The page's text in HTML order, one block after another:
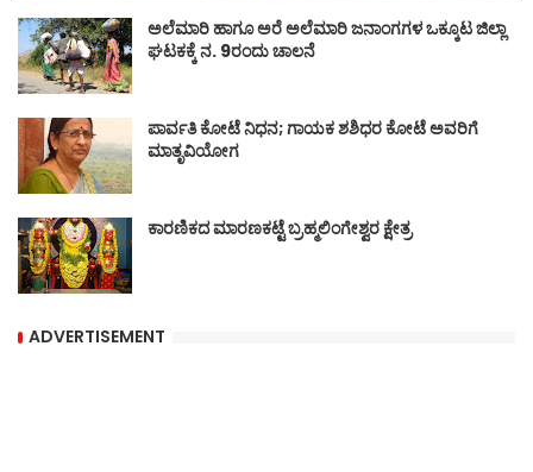
ಅಲೆಮಾರಿ ಹಾಗೂ ಅರೆ ಅಲೆಮಾರಿ ಜನಾಂಗಗಳ ಒಕ್ಕೂಟ ಜಿಲ್ಲಾ
ಘಟಕಕ್ಕೆ ನ. 9ರಂದು ಚಾಲನೆ
ಪಾರ್ವತಿ ಕೋಟೆ ನಿಧನ; ಗಾಯಕ ಶಶಿಧರ ಕೋಟೆ ಅವರಿಗೆ
ಮಾತೃವಿಯೋಗ
ಕಾರಣಿಕದ ಮಾರಣಕಟ್ಟೆ ಬ್ರಹ್ಮಲಿಂಗೇಶ್ವರ ಕ್ಷೇತ್ರ
ADVERTISEMENT